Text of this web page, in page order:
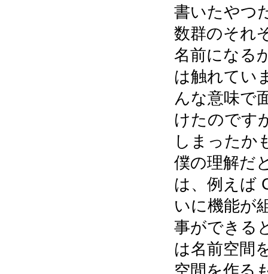
書いたやつ
数群のそれ
名前になる
は触れてい
んな意味で
けたのです
しまったか
僕の理解だ
は、例えば
いに機能が
事ができる
は名前空間
空間を作る